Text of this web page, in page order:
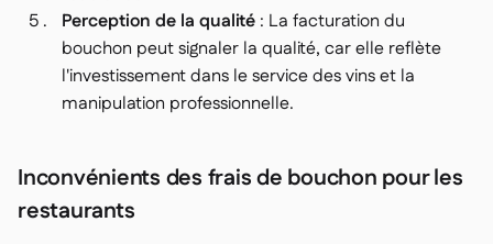
Perception de la qualité : La facturation du
bouchon peut signaler la qualité, car elle reflète
l'investissement dans le service des vins et la
manipulation professionnelle.
Inconvénients des frais de bouchon pour les
restaurants